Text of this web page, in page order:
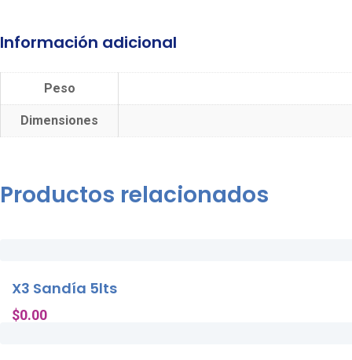
Información adicional
Peso
Dimensiones
Productos relacionados
X3 Sandía 5lts
$0.00